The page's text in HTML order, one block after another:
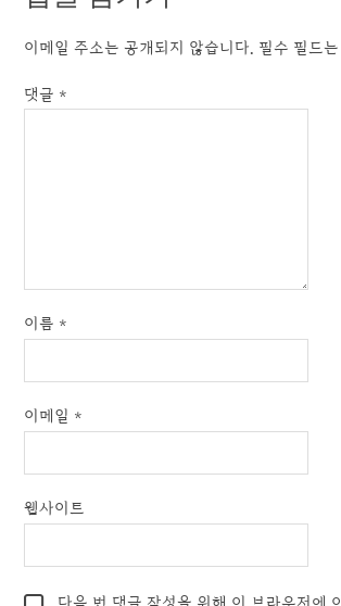
이메일 주소는 공개되지 않습니다. 필수 필드는
댓글 *
이름 *
이메일 *
웹사이트